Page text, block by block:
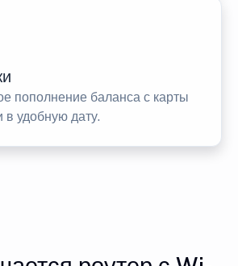
пополнение баланса с карты
в удобную дату.